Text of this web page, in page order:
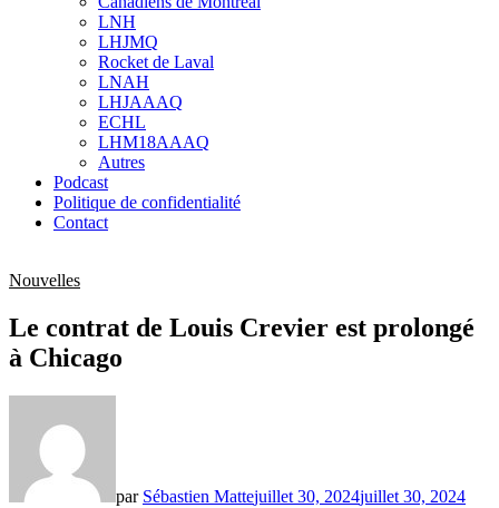
sub
menu
LNH
LHJMQ
Rocket de Laval
LNAH
LHJAAAQ
ECHL
LHM18AAAQ
Autres
Podcast
Politique de confidentialité
Contact
Nouvelles
Le contrat de Louis Crevier est prolongé
à Chicago
par Sébastien Mattejuillet 30, 2024juillet 30, 2024